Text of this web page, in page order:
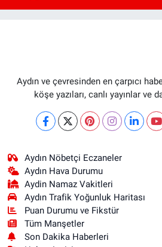
Aydın ve çevresinden en çarpıcı
köşe yazıları, canlı yayınlar ve
Aydın Nöbetçi Eczaneler
Aydın Hava Durumu
Aydin Namaz Vakitleri
Aydın Trafik Yoğunluk Haritası
Puan Durumu ve Fikstür
Tüm Manşetler
Son Dakika Haberleri